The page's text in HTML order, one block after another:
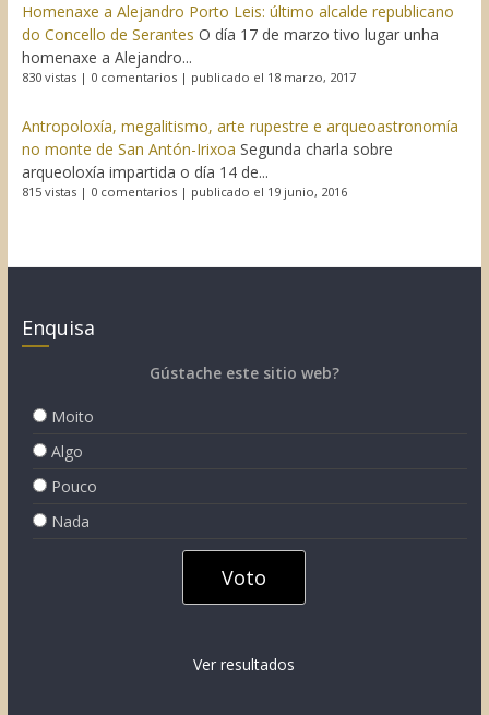
Homenaxe a Alejandro Porto Leis: último alcalde republicano
do Concello de Serantes O día 17 de marzo tivo lugar unha
homenaxe a Alejandro...
830 vistas| 0 comentarios| publicado el 18 marzo, 2017
Antropoloxía, megalitismo, arte rupestre e arqueoastronomía
no monte de San Antón-Irixoa Segunda charla sobre
arqueoloxía impartida o día 14 de...
815 vistas| 0 comentarios| publicado el 19 junio, 2016
Enquisa
Gústache este sitio web?
Moito
Algo
Pouco
Nada
Ver resultados